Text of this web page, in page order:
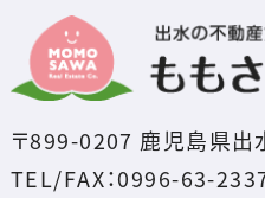
〒899-0207 鹿児島県出
TEL/FAX：0996-63-